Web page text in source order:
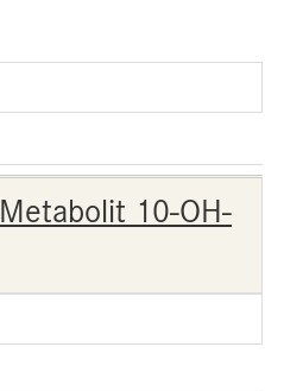
10-OH-